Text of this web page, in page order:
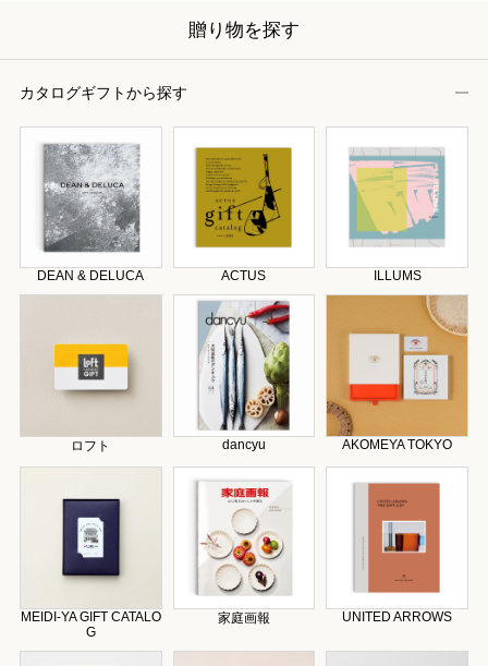
贈り物を探す
カタログギフトから探す
DEAN & DELUCA ACTUS ILLUMS
ロフト dancyu AKOMEYA TOKYO
MEIDI-YA GIFT CATALO
G
家庭画報 UNITED ARROWS